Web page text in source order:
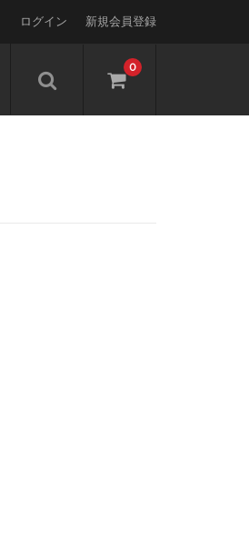
ログイン 新規会員登録
0